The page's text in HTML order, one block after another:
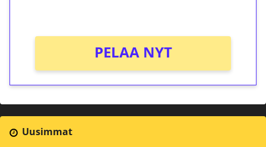
PELAA NYT
Uusimmat